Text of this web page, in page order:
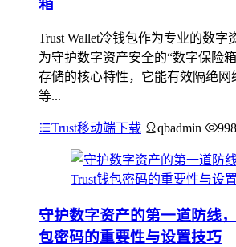
Trust Wallet冷钱包作为专业的数字
为守护数字资产安全的“数字保险
存储的核心特性，它能有效隔绝网
等...
Trust移动端下载 qbadmin 998
守护数字资产的第一道防线
包密码的重要性与设置技巧